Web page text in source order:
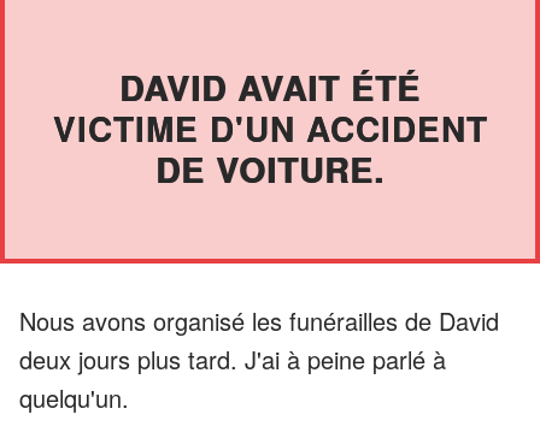
DAVID AVAIT ÉTÉ
VICTIME D'UN ACCIDENT
DE VOITURE.
Nous avons organisé les funérailles de David
deux jours plus tard. J'ai à peine parlé à
quelqu'un.